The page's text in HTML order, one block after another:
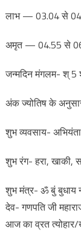
लाभ — 03.04 से
अमृत — 04.55 से
जन्मदिन मंगलम- श् 5
अंक ज्योतिष के
शुभ व्यवसाय- अभियंता
शुभ रंग- हरा, खाकी,
शुभ मंत्र- ॐ बुं बुधाय
देव- गणपति जी
आज का व्रत